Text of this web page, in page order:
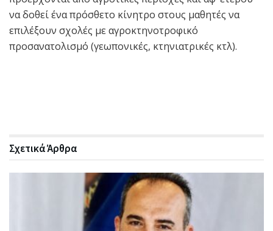
να δοθεί ένα πρόσθετο κίνητρο στους μαθητές να
επιλέξουν σχολές με αγροκτηνοτροφικό
προσανατολισμό (γεωπονικές, κτηνιατρικές κτλ).
ΣχετικάΆρθρα